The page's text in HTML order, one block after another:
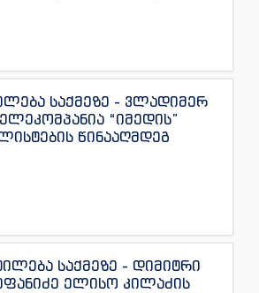
ჟურნალისტების
საქმეზე - ვლადიმერ
“იმედის”
წინააღმდეგ
საქმეზე - დიმიტრი
ელისო კილაძის